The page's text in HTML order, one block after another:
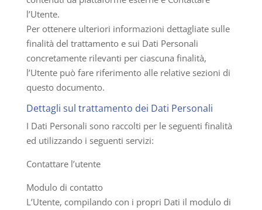
l’Utente.
Per ottenere ulteriori informazioni dettagliate sulle
finalità del trattamento e sui Dati Personali
concretamente rilevanti per ciascuna finalità,
l’Utente può fare riferimento alle relative sezioni di
questo documento.
Dettagli sul trattamento dei Dati Personali
I Dati Personali sono raccolti per le seguenti finalità
ed utilizzando i seguenti servizi:
Contattare l’utente
Modulo di contatto
L’Utente, compilando con i propri Dati il modulo di